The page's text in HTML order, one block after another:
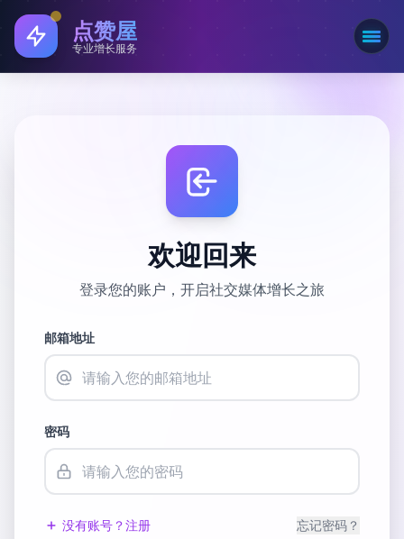
点赞屋
专业增长服务 打开
欢迎回来
登录您的账户，开启社交媒体增长之旅
邮箱地址
密码
没有账号？注册 忘记密码？